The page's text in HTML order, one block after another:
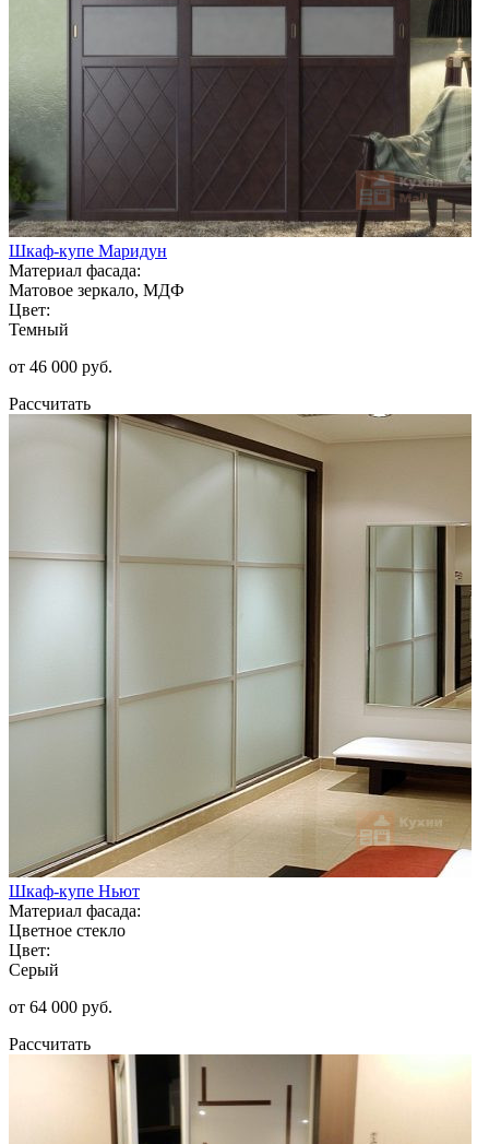
Шкаф-купе Маридун
Материал фасада:
Матовое зеркало, МДФ
Цвет:
Темный
от 46 000 руб.
Рассчитать
Шкаф-купе Ньют
Материал фасада:
Цветное стекло
Цвет:
Серый
от 64 000 руб.
Рассчитать